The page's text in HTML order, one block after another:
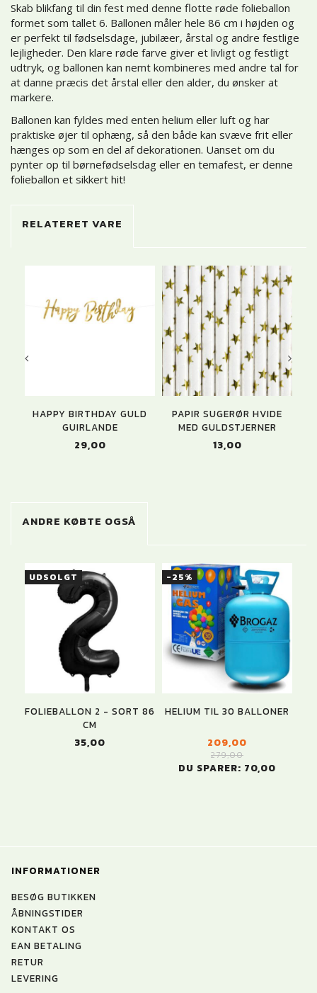
Skab blikfang til din fest med denne flotte røde folieballon
formet som tallet 6. Ballonen måler hele 86 cm i højden og
er perfekt til fødselsdage, jubilæer, årstal og andre festlige
lejligheder. Den klare røde farve giver et livligt og festligt
udtryk, og ballonen kan nemt kombineres med andre tal for
at danne præcis det årstal eller den alder, du ønsker at
markere.
Ballonen kan fyldes med enten helium eller luft og har
praktiske øjer til ophæng, så den både kan svæve frit eller
hænges op som en del af dekorationen. Uanset om du
pynter op til børnefødselsdag eller en temafest, er denne
folieballon et sikkert hit!
RELATERET VARE
HAPPY BIRTHDAY GULD
GUIRLANDE
29,00
PAPIR SUGERØR HVIDE
MED GULDSTJERNER
13,00
ANDRE KØBTE OGSÅ
UDSOLGT
FOLIEBALLON 2 - SORT 86
CM
35,00
-25%
HELIUM TIL 30 BALLONER
209,00
279,00
DU SPARER: 70,00
INFORMATIONER
BESØG BUTIKKEN
ÅBNINGSTIDER
KONTAKT OS
EAN BETALING
RETUR
LEVERING